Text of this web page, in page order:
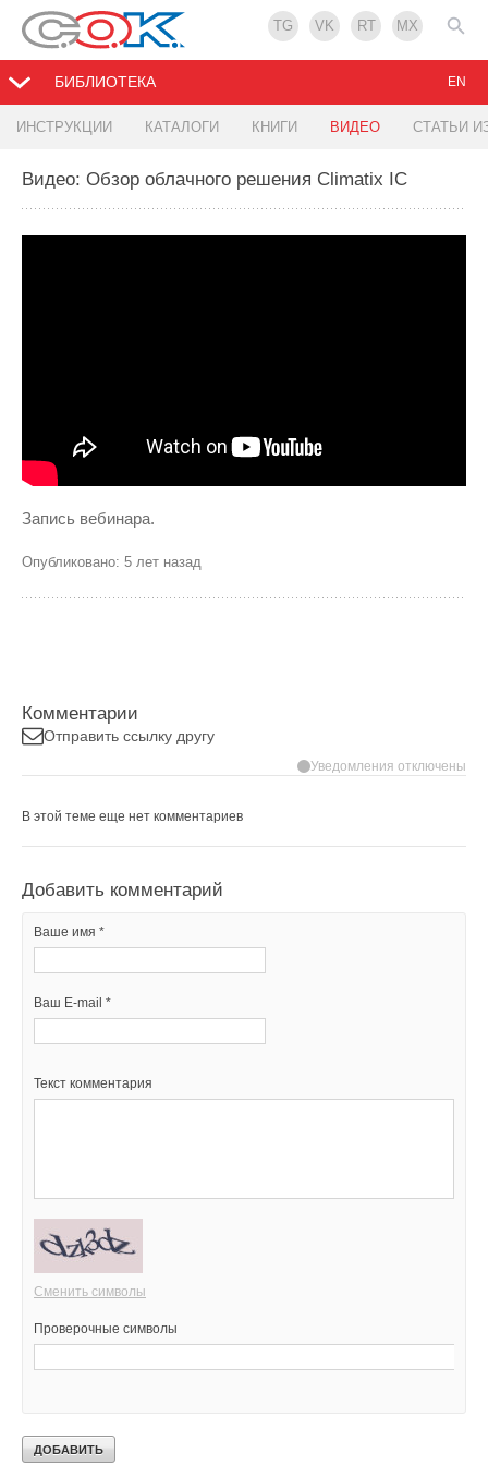
TG VK RT MX
БИБЛИОТЕКА
ИНСТРУКЦИИ КАТАЛОГИ КНИГИ ВИДЕО СТАТЬИ
EN
Видео: Обзор облачного решения Climatix IC
Запись вебинара.
Опубликовано: 5 лет назад
Комментарии
Отправить ссылку другу
Уведомления отключены
В этой теме еще нет комментариев
Добавить комментарий
Ваше имя *
Ваш E-mail *
Текст комментария
Сменить символы
Проверочные символы